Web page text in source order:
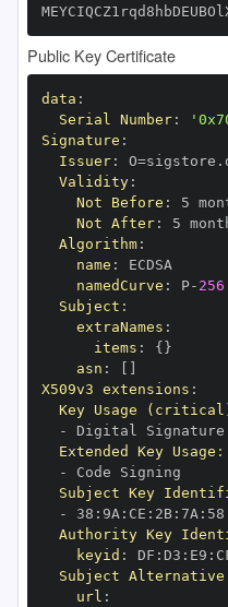
Public Key Certificate
data :
Serial Number:
Signature :
Issuer:
Validity:
Not Before : 5
Not After: 5
Algorithm:
name :
namedCurve : P- 256
Subject :
extraNames :
items : { }
asn :
X509v3 extensions :
Key Usage
-
Extended Key Usage :
-
Subject Key
-
38 : 9A : CE : 2B: 7A : 58
Authority Key
keyid : DF : D3 : E9 :
Subject
url :